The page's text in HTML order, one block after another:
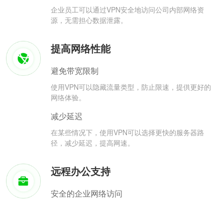
企业员工可以通过VPN安全地访问公司内部网络资
源，无需担心数据泄露。
提高网络性能
避免带宽限制
使用VPN可以隐藏流量类型，防止限速，提供更好的
网络体验。
减少延迟
在某些情况下，使用VPN可以选择更快的服务器路
径，减少延迟，提高网速。
远程办公支持
安全的企业网络访问